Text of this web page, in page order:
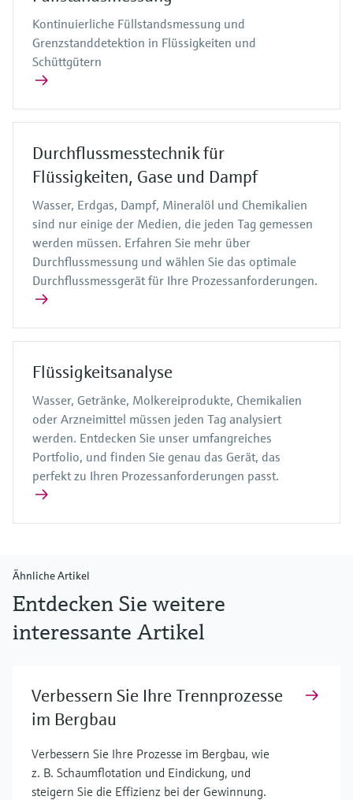
Kontinuierliche Füllstandsmessung und
Grenzstanddetektion in Flüssigkeiten und
Schüttgütern
Durchflussmesstechnik für
Flüssigkeiten, Gase und Dampf
Wasser, Erdgas, Dampf, Mineralöl und Chemikalien
sind nur einige der Medien, die jeden Tag gemessen
werden müssen. Erfahren Sie mehr über
Durchflussmessung und wählen Sie das optimale
Durchflussmessgerät für Ihre Prozessanforderungen.
Flüssigkeitsanalyse
Wasser, Getränke, Molkereiprodukte, Chemikalien
oder Arzneimittel müssen jeden Tag analysiert
werden. Entdecken Sie unser umfangreiches
Portfolio, und finden Sie genau das Gerät, das
perfekt zu Ihren Prozessanforderungen passt.
Ähnliche Artikel
Entdecken Sie weitere
interessante Artikel
Verbessern Sie Ihre Trennprozesse
im Bergbau
Verbessern Sie Ihre Prozesse im Bergbau, wie
z. B. Schaumflotation und Eindickung, und
steigern Sie die Effizienz bei der Gewinnung.